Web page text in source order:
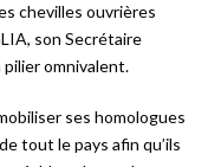
chevilles ouvrières
son Secrétaire
pilier omnivalent.
ses homologues
tout le pays afin qu’ils